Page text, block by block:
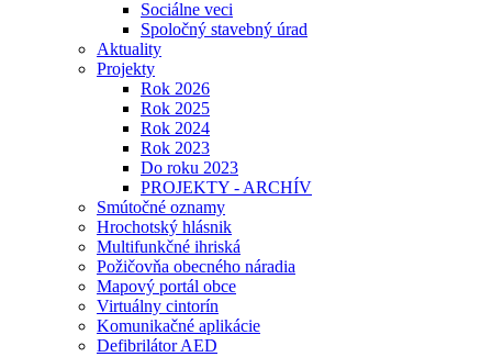
Sociálne veci
Spoločný stavebný úrad
Aktuality
Projekty
Rok 2026
Rok 2025
Rok 2024
Rok 2023
Do roku 2023
PROJEKTY - ARCHÍV
Smútočné oznamy
Hrochotský hlásnik
Multifunkčné ihriská
Požičovňa obecného náradia
Mapový portál obce
Virtuálny cintorín
Komunikačné aplikácie
Defibrilátor AED